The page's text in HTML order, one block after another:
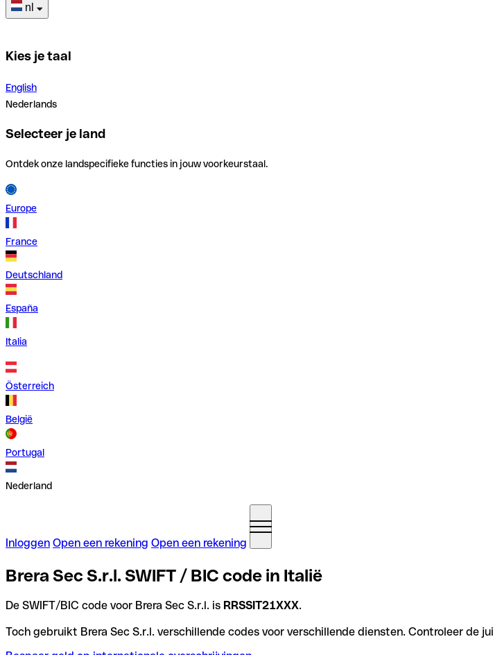
nl
Kies je taal
English
Nederlands
Selecteer je land
Ontdek onze landspecifieke functies in jouw voorkeurstaal.
Europe
France
Deutschland
España
Italia
Österreich
België
Portugal
Nederland
Inloggen Open een rekening Open een rekening
Brera Sec S.r.l. SWIFT / BIC code in Italië
De SWIFT/BIC code voor Brera Sec S.r.l. is RRSSIT21XXX.
Toch gebruikt Brera Sec S.r.l. verschillende codes voor verschillende diensten. Controleer de